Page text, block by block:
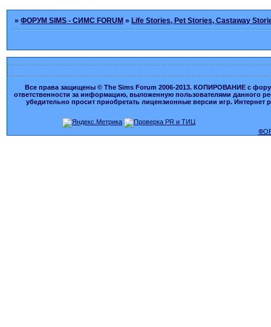
»ФОРУМ SIMS - СИМС FORUM »Life Stories, Pet Stories, Castaway
Все права защищены © The Sims Forum 2006-2013. КОПИРОВАНИЕ с
ответственности за информацию, выложенную пользователями данного
убедительно просит приобретать лицензионные версии игр.